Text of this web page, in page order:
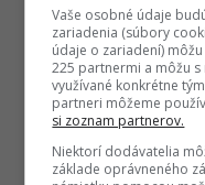
Autor
Vaše osobné údaje
zariadenia (súbory
údaje o zariadení)
225 partnermi a môžu
využívané konkrétne
partneri môžeme
si zoznam partnerov.
Niektorí dodávatelia
základe oprávneného